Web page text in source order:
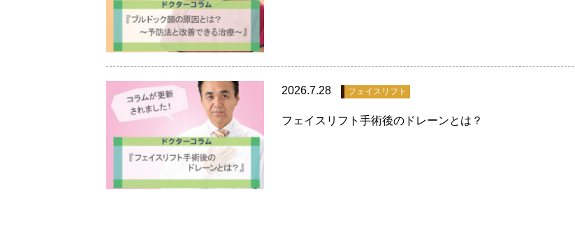
2026.7.28 フェイスリフト
フェイスリフト手術後のドレーンとは？